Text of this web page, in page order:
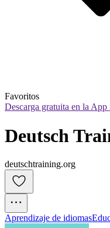
Favoritos
Descarga gratuita en la App
Deutsch
deutschtraining.org
Aprendizaje de idiomas